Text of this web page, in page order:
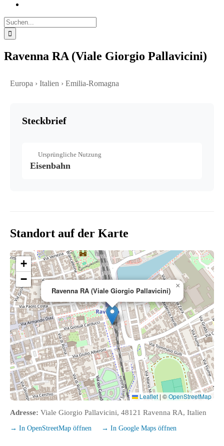
Suche
nach:
Ravenna RA (Viale Giorgio Pallavicini)
Europa › Italien › Emilia-Romagna
Steckbrief
Ursprüngliche Nutzung
Eisenbahn
Standort auf der Karte
Ravenna RA (Viale Giorgio Pallavicini)
×
+
−
Leaflet | ©OpenStreetMap
Adresse: Viale Giorgio Pallavicini, 48121 Ravenna RA, Italien
→ In OpenStreetMap öffnen → In Google Maps öffnen